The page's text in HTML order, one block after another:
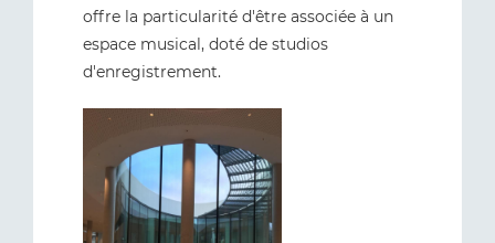
offre la particularité d'être associée à un
espace musical, doté de studios
d'enregistrement.